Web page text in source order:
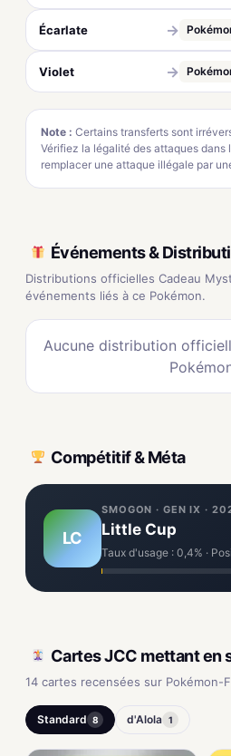
Écarlate →
Violet →
Note : Certains transferts sont
Vérifiez la légalité des attaques
remplacer une attaque illégale par
Événements &
Distributions officielles Cadeau
événements liés à ce Pokémon.
Aucune distribution
Compétitif & Méta
LC
SMOGON · GEN IX ·
Little Cup
Taux d'usage : 0,4% ·
Cartes JCC mettant en
14 cartes recensées sur Pokémon-
Standard 8 d'Alola 1